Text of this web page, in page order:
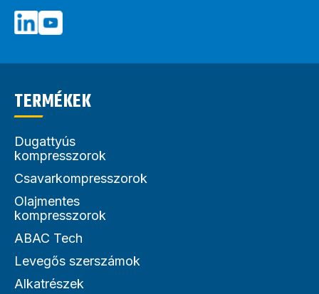
TERMÉKEK
Dugattyús
kompresszorok
Csavarkompresszorok
Olajmentes
kompresszorok
ABAC Tech
Levegős szerszámok
Alkatrészek